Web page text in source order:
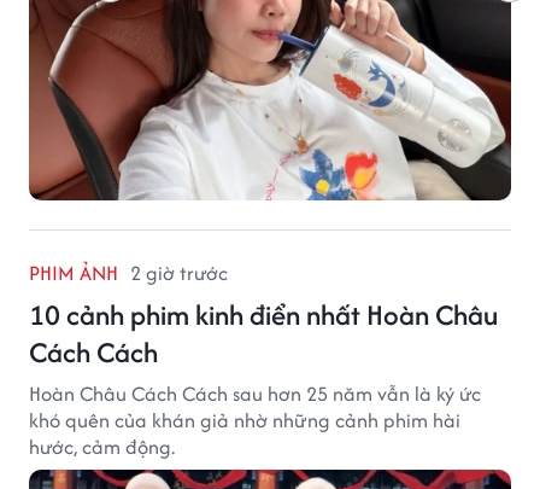
PHIM ẢNH 2 giờ trước
10 cảnh phim kinh điển nhất Hoàn Châu
Cách Cách
Hoàn Châu Cách Cách sau hơn 25 năm vẫn là ký ức
khó quên của khán giả nhờ những cảnh phim hài
hước, cảm động.